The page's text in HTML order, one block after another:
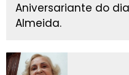
Aniversariante do
Almeida.